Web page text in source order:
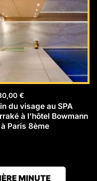
€
du visage au SPA
à l’hôtel Bowmann
Paris 8ème
MINUTE